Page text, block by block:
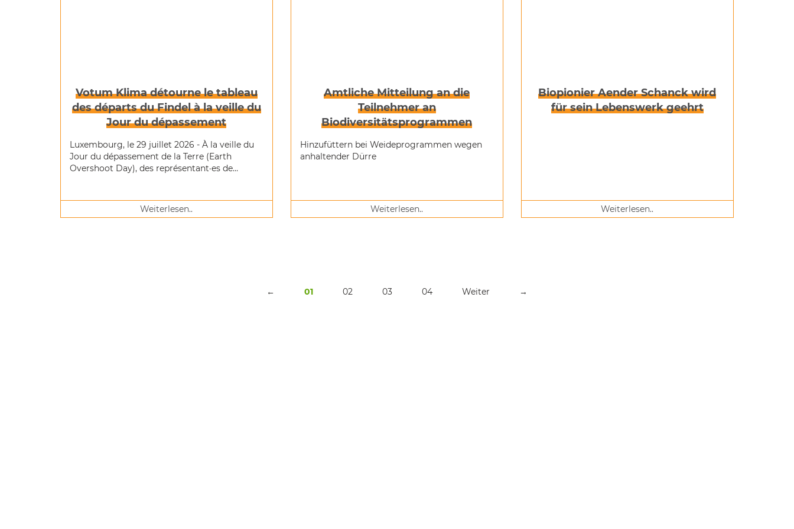
Votum Klima détourne le tableau
des départs du Findel à la veille du
Jour du dépassement
Luxembourg, le 29 juillet 2026 - À la veille du
Jour du dépassement de la Terre (Earth
Overshoot Day), des représentant·es de
Weiterlesen..
Amtliche Mitteilung an die
Teilnehmer an
Biodiversitätsprogrammen
Hinzufüttern bei Weideprogrammen wegen
anhaltender Dürre
Weiterlesen..
Biopionier Aender Schanck wird
für sein Lebenswerk geehrt
Weiterlesen..
← 01 02 03 04 Weiter →